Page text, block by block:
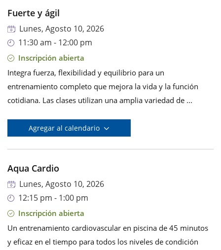
Fuerte y ágil
Lunes, Agosto 10, 2026
11:30 am - 12:00 pm
Inscripción abierta
Integra fuerza, flexibilidad y equilibrio para un
entrenamiento completo que mejora la vida y la función
cotidiana. Las clases utilizan una amplia variedad de ...
Agregar al calendario
Aqua Cardio
Lunes, Agosto 10, 2026
12:15 pm - 1:00 pm
Inscripción abierta
Un entrenamiento cardiovascular en piscina de 45 minutos
y eficaz en el tiempo para todos los niveles de condición